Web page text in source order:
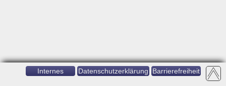
Internes Datenschutzerklärung Barrierefreiheit